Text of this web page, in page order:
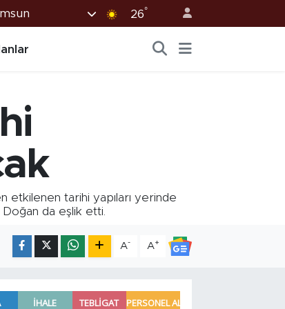
26°
etkilenen tarihi yapıları yerinde
da eşlik etti.
A- A+